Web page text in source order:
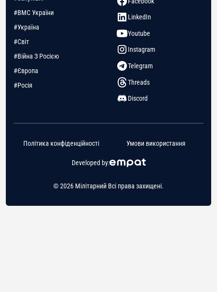
#ВМС України
#Україна
#Світ
#Війна З Росією
#Європа
#Росія
LinkedIn
Youtube
Instagram
Telegram
Threads
Discord
© 2026 Мілітарний Всі права захищені.
Developed by:
Політика конфіденційності Умови використання